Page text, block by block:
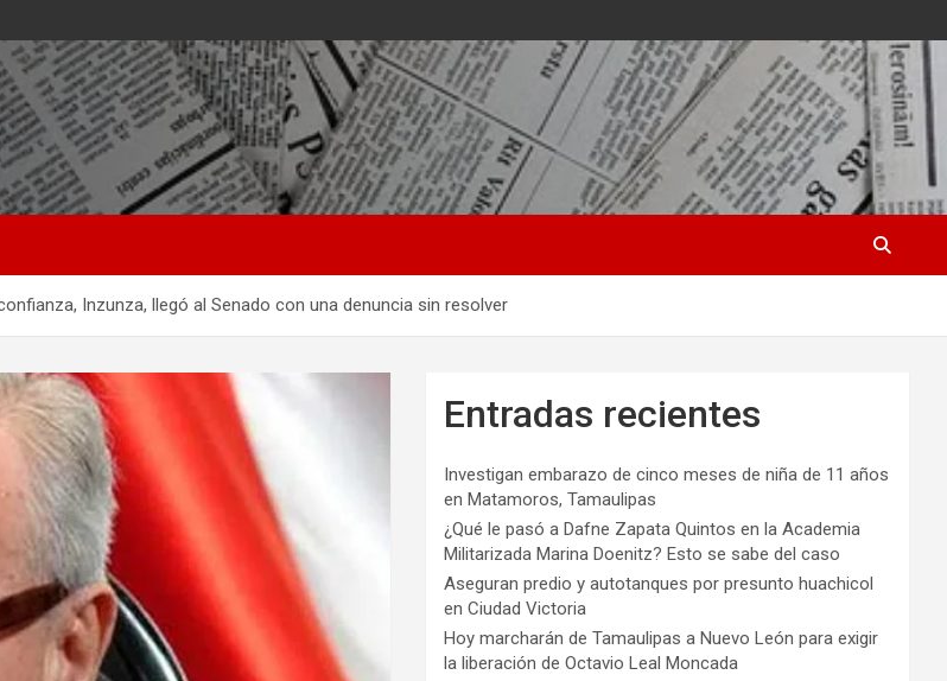
Inzunza, llegó al Senado con una denuncia sin resolver
Entradas recientes
Investigan embarazo de cinco meses de niña de 11 años
en Matamoros, Tamaulipas
¿Qué le pasó a Dafne Zapata Quintos en la Academia
Militarizada Marina Doenitz? Esto se sabe del caso
Aseguran predio y autotanques por presunto huachicol
en Ciudad Victoria
Hoy marcharán de Tamaulipas a Nuevo León para exigir
la liberación de Octavio Leal Moncada